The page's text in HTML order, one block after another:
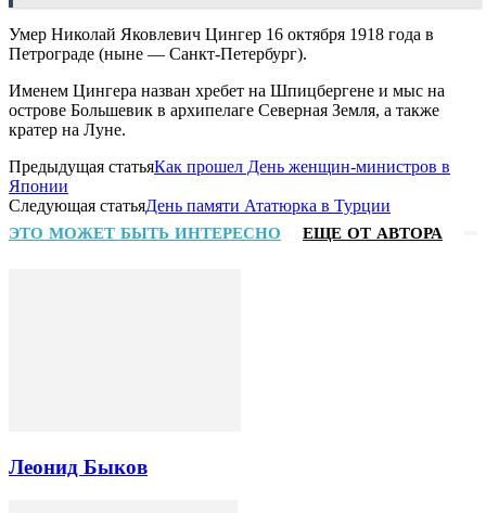
Умер Николай Яковлевич Цингер 16 октября 1918 года в
Петрограде (ныне — Санкт-Петербург).
Именем Цингера назван хребет на Шпицбергене и мыс на
острове Большевик в архипелаге Северная Земля, а также
кратер на Луне.
Предыдущая статьяКак прошел День женщин-министров в
Японии
Следующая статьяДень памяти Ататюрка в Турции
ЭТО МОЖЕТ БЫТЬ ИНТЕРЕСНО ЕЩЕ ОТ АВТОРА
Леонид Быков